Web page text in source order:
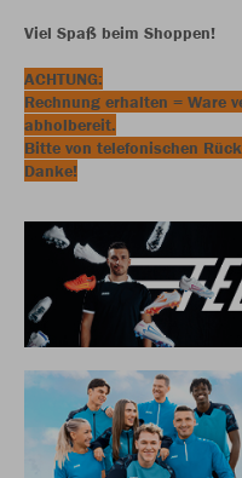
Viel Spaß beim Shoppen!
ACHTUNG:
Rechnung erhalten = Ware
abholbereit.
Bitte von telefonischen
Danke!